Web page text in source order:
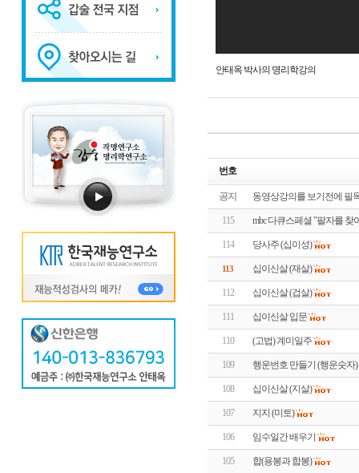
안태옥 박사의 명리학강의
번호
공지 동영상강의를 보기전에 필
115 mbc 다큐스페셜 "팔자를 찾
114 당사주 (십이성)
113 십이신살 (재살)
112 십이신살 (겁살)
111 십이신살 입문
110 (고법) 계미일주
109 행운번호 만들기 (행운숫자)
108 십이신살 (지살)
107 지지 (미토)
106 임수일간 배우기
105 합(용봉과 합봉)